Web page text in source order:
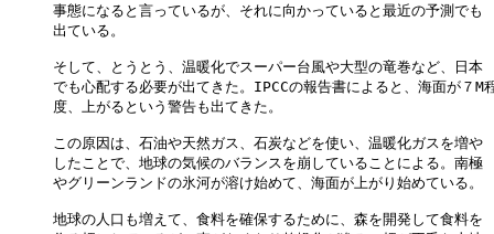
事態になると言っているが、それに向かっていると最近の予測でも
出ている。
そして、とうとう、温暖化でスーパー台風や大型の竜巻など、日本
でも心配する必要が出てきた。IPCCの報告書によると、海面が７M
度、上がるという警告も出てきた。
この原因は、石油や天然ガス、石炭などを使い、温暖化ガスを増や
したことで、地球の気候のバランスを崩していることによる。南極
やグリーンランドの氷河が溶け始めて、海面が上がり始めている。
地球の人口も増えて、食料を確保するために、森を開発して食料を